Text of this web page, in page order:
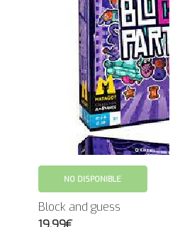
NO DISPONIBLE
Block and guess